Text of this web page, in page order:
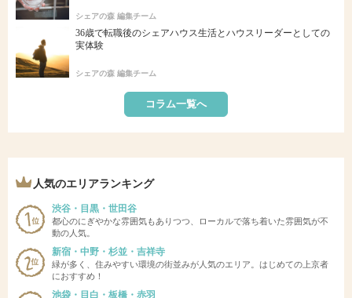
シェアの森 編集チーム
36歳で転職後のシェアハウス生活とハウスリーダーとしての
実体験
シェアの森 編集チーム
コラム一覧へ
人気のエリアランキング
渋谷・目黒・世田谷
都心のにぎやかな雰囲気もありつつ、ローカルで落ち着いた雰囲気が不
動の人気。
新宿・中野・杉並・吉祥寺
緑が多く、住みやすい環境の街並みが人気のエリア。はじめての上京者
におすすめ！
池袋・目白・板橋・赤羽